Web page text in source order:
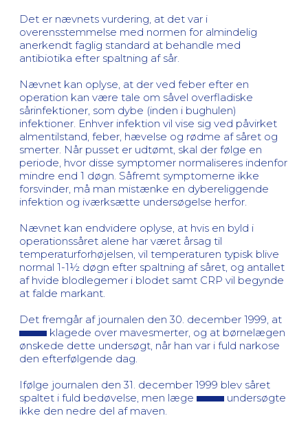
Det er nævnets vurdering, at det var i
overensstemmelse med normen for almindelig
anerkendt faglig standard at behandle med
antibiotika efter spaltning af sår.
Nævnet kan oplyse, at der ved feber efter en
operation kan være tale om såvel overfladiske
sårinfektioner, som dybe (inden i bughulen)
infektioner. Enhver infektion vil vise sig ved påvirket
almentilstand, feber, hævelse og rødme af såret og
smerter. Når pusset er udtømt, skal der følge en
periode, hvor disse symptomer normaliseres indenfor
mindre end 1 døgn. Såfremt symptomerne ikke
forsvinder, må man mistænke en dybereliggende
infektion og iværksætte undersøgelse herfor.
Nævnet kan endvidere oplyse, at hvis en byld i
operationssåret alene har været årsag til
temperaturforhøjelsen, vil temperaturen typisk blive
normal 1-1½ døgn efter spaltning af såret, og antallet
af hvide blodlegemer i blodet samt CRP vil begynde
at falde markant.
Det fremgår af journalen den 30. december 1999, at
klagede over mavesmerter, og at børnelægen
ønskede dette undersøgt, når han var i fuld narkose
den efterfølgende dag.
Ifølge journalen den 31. december 1999 blev såret
spaltet i fuld bedøvelse, men læge
undersøgte
ikke den nedre del af maven.